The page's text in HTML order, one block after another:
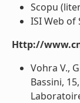
Scopu
ISI Web of
Http://
Vohra V.,
Bassini,